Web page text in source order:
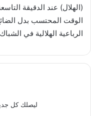
(الهلال) عند الدقيقة
الوقت المحتسب بدل
الرباعية الهلالية في
ليصلك كل